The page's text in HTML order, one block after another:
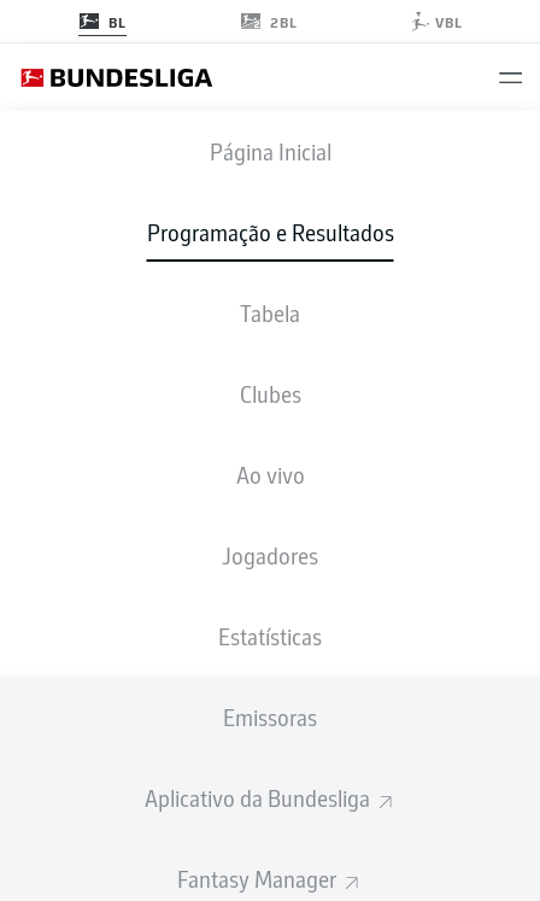
BL 2BL VBL
Página Inicial
Programação e Resultados
Tabela
Clubes
Ao vivo
Jogadores
Estatísticas
Emissoras
Aplicativo da Bundesliga
Fantasy Manager
FCU FCA
1 1
ESCALAÇÕES